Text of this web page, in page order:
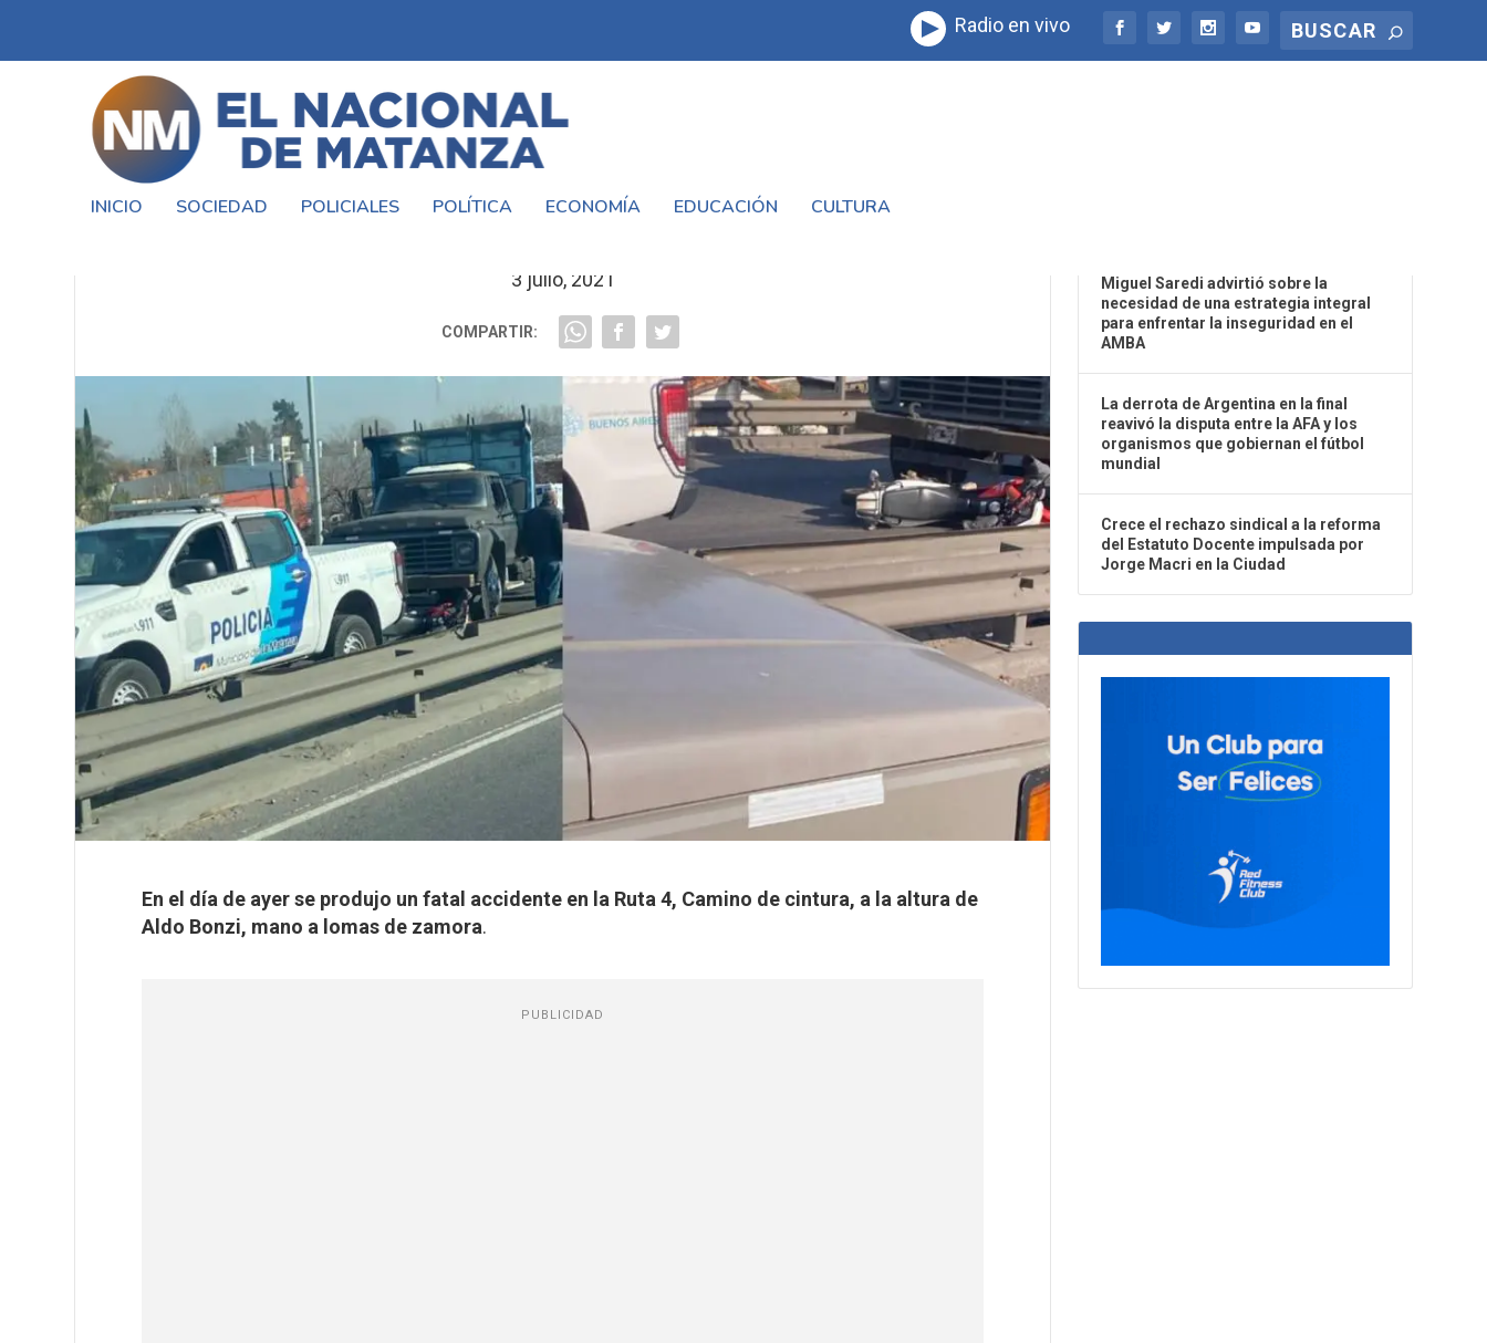
Radio en vivo
INICIO SOCIEDAD POLICIALES POLÍTICA ECONOMÍA EDUCACIÓN CULTURA
3 julio, 2021
COMPARTIR:
En el día de ayer se produjo un fatal accidente en la Ruta 4, Camino de cintura, a la altura de
Aldo Bonzi, mano a lomas de zamora.
PUBLICIDAD
Miguel Saredi advirtió sobre la
necesidad de una estrategia integral
para enfrentar la inseguridad en el
AMBA
La derrota de Argentina en la final
reavivó la disputa entre la AFA y los
organismos que gobiernan el fútbol
mundial
Crece el rechazo sindical a la reforma
del Estatuto Docente impulsada por
Jorge Macri en la Ciudad